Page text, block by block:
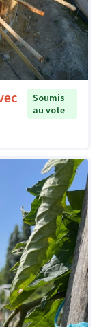
Soumis
au vote